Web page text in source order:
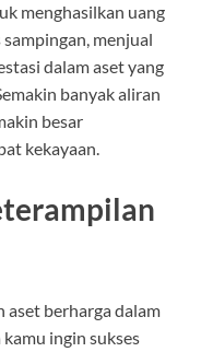
menghasilkan uang
menjual
dalam aset yang
banyak aliran
besar
kekayaan.
aset berharga dalam
ingin sukses